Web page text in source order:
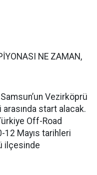
NE ZAMAN,
Vezirköprü
start alacak.
Off-Road
12 Mayıs tarihleri
ilçesinde